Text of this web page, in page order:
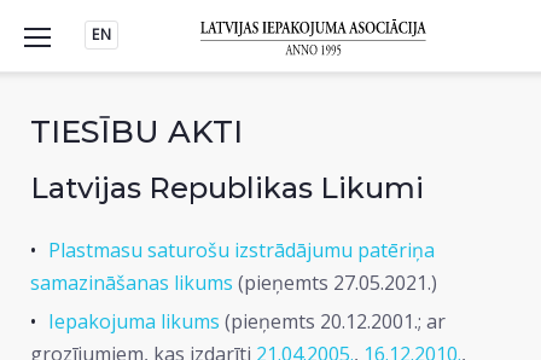
content
EN
TIESĪBU AKTI
Latvijas Republikas Likumi
Plastmasu saturošu izstrādājumu patēriņa
samazināšanas likums (pieņemts 27.05.2021.)
Iepakojuma likums (pieņemts 20.12.2001.; ar
grozījumiem, kas izdarīti 21.04.2005., 16.12.2010.,